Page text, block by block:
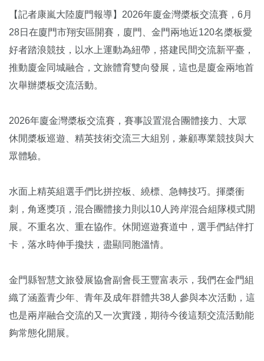
【記者康嵐大陸廈門報導】2026年廈金灣槳板交流賽，6月
28日在廈門市翔安區開賽，廈門、金門兩地近120名槳板愛
好者踏浪競技，以水上運動為紐帶，搭建民間交流新平臺，
推動廈金同城融合，文旅體育雙向發展，這也是廈金兩地首
次舉辦槳板交流活動。
2026年廈金灣槳板交流賽，賽事設置混合團體接力、大眾
休閒槳板巡遊、精英技術交流三大組別，兼顧專業競技與大
眾體驗。
水面上精英組選手們比拼控板、繞標、急轉技巧。揮槳衝
刺，角逐獎項，混合團體接力則以10人跨岸混合組隊模式開
展。不重名次、重在協作。休閒巡遊賽道中，選手們結伴打
卡，落水時伸手攙扶，盡顯同胞溫情。
金門縣智慧文旅發展協會副會長王豐富表示，我們在金門組
織了涵蓋青少年、青年及成年群體共38人參與本次活動，這
也是兩岸融合交流的又一次實踐，期待今後這類交流活動能
夠常態化開展。